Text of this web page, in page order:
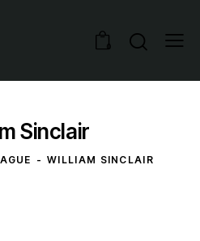
0
Sinclair
WILLIAM SINCLAIR